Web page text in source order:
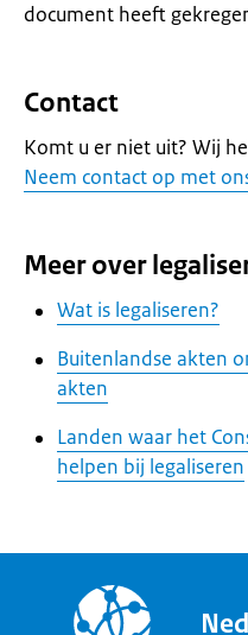
document heeft
Contact
Komt u er niet uit? Wij
Neem contact op met
Meer over
Wat is legaliseren?
Buitenlandse akten
akten
Landen waar het
helpen bij legaliseren